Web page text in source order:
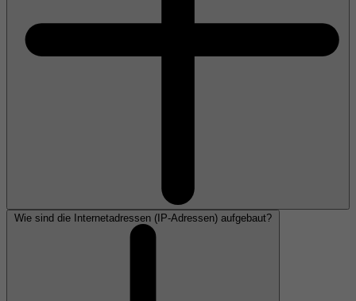
Wie sind die Internetadressen (IP-Adressen) aufgebaut?